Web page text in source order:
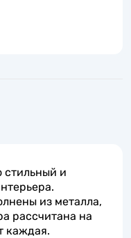
стильный и
из металла,
рассчитана на
каждая.